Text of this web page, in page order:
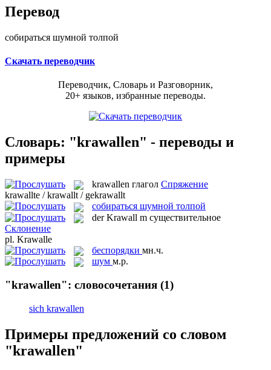
Перевод
собираться шумной толпой
Скачать переводчик
Переводчик, Словарь и Разговорник,
20+ языков, избранные переводы.
Словарь: "krawallen" - переводы и
примеры
krawallen глагол Спряжение
krawallte / krawallt / gekrawallt
собираться шумной толпой
derKrawall m существительное
Склонение
pl. Krawalle
беспорядки мн.ч.
шум м.р.
"krawallen": словосочетания (1)
sich krawallen
Примеры предложений со словом
"krawallen"